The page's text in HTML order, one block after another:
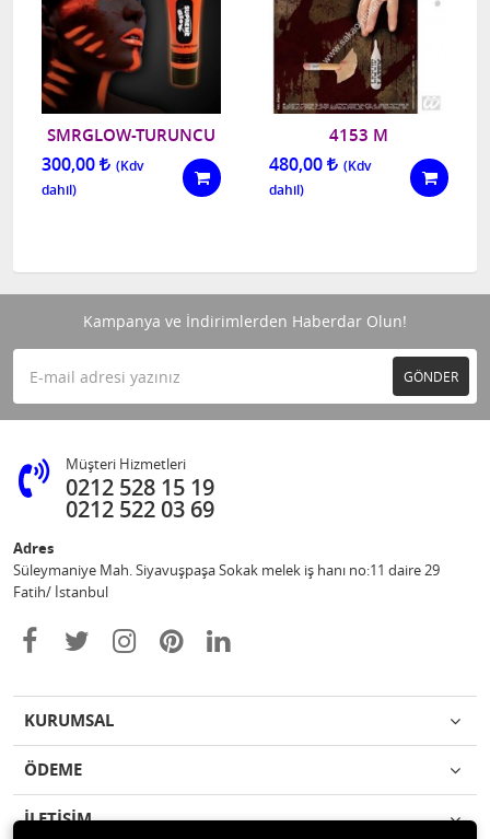
SMRGLOW-TURUNCU
300,00
4153 M
480,00
Kampanya ve İndirimlerden Haberdar Olun!
GÖNDER
Müşteri Hizmetleri
0212 528 15 19
0212 522 03 69
Adres
Süleymaniye Mah. Siyavuşpaşa Sokak melek iş hanı no:11 daire 29
Fatih/ İstanbul
KURUMSAL
ÖDEME
İLETİŞİM